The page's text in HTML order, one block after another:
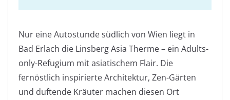
Nur eine Autostunde südlich von Wien liegt in
Bad Erlach die Linsberg Asia Therme – ein Adults-
only-Refugium mit asiatischem Flair. Die
fernöstlich inspirierte Architektur, Zen-Gärten
und duftende Kräuter machen diesen Ort